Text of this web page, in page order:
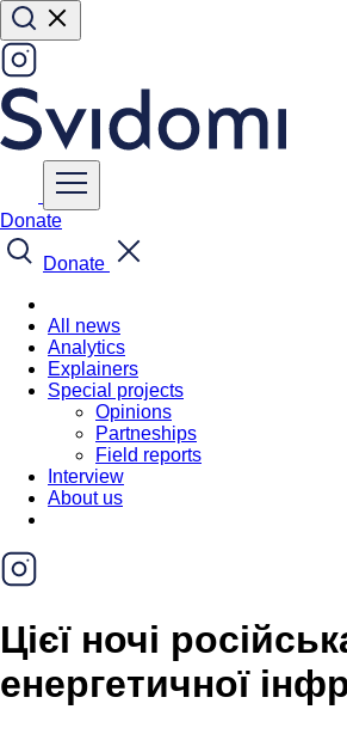
Donate
Donate
All news
Analytics
Explainers
Special projects
Opinions
Partneships
Field reports
Interview
About us
Цієї ночі
енергетичної